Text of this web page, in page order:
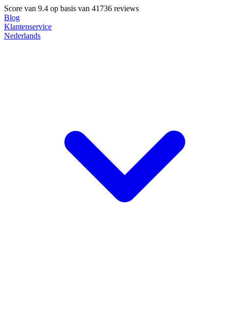
Score van 9.4 op basis van 41736 reviews
Blog
Klantenservice
Nederlands